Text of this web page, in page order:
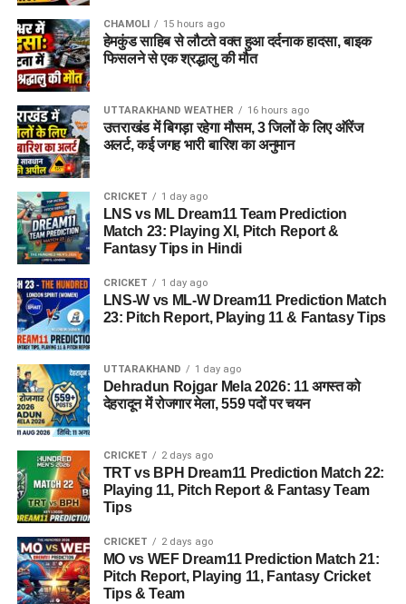
इस बीच, प्रदर्शन कर रहे छात्रों की मांगों के बीच आए इस फैसले को लेकर
राजनीतिक प्रतिक्रियाएं भी सामने आने लगी हैं।
CHAMOLI 15 hours ago
हेमकुंड साहिब से लौटते वक्त हुआ दर्दनाक हादसा, बाइक
फिसलने से एक श्रद्धालु की मौत
UTTARAKHAND WEATHER 16 hours ago
उत्तराखंड में बिगड़ा रहेगा मौसम, 3 जिलों के लिए ऑरेंज
अलर्ट, कई जगह भारी बारिश का अनुमान
CRICKET 1 day ago
LNS vs ML Dream11 Team Prediction
Match 23: Playing XI, Pitch Report &
Fantasy Tips in Hindi
CRICKET 1 day ago
LNS-W vs ML-W Dream11 Prediction Match
23: Pitch Report, Playing 11 & Fantasy Tips
UTTARAKHAND 1 day ago
Dehradun Rojgar Mela 2026: 11 अगस्त को
देहरादून में रोजगार मेला, 559 पदों पर चयन
CRICKET 2 days ago
TRT vs BPH Dream11 Prediction Match 22:
Playing 11, Pitch Report & Fantasy Team
Tips
CRICKET 2 days ago
MO vs WEF Dream11 Prediction Match 21:
Pitch Report, Playing 11, Fantasy Cricket
Tips & Team